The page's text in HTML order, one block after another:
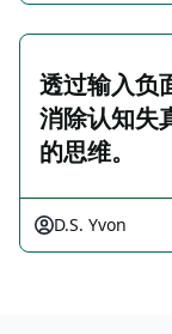
透过输入负
消除认知失
的思维。
D.S. Yvon